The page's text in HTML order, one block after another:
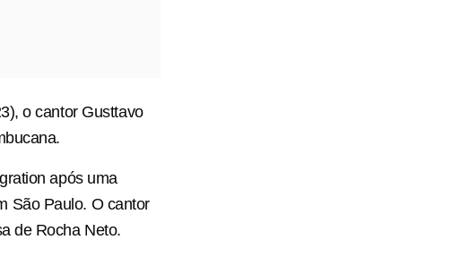
o cantor Gusttavo
após uma
São Paulo. O cantor
de Rocha Neto.